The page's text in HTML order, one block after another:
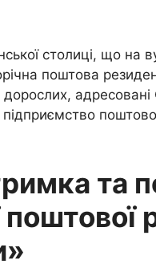
столиці, що на
поштова
дорослих,
та
поштової